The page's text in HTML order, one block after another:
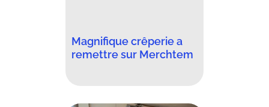
Magnifique crêperie a
remettre sur Merchtem